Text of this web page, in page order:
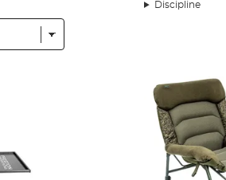
attendant, pourquoi pas de détendre au
agité.
plaisir. La pêche doit être un
qualité, à côté desquels nous sommes fiers
phares du monde qui sont célèbres
courte sortie, ou l’une des plus luxueuse
, alors vous n’êtes pas obligé de tenir au
deux heures, nous avons aussi une
Discipline